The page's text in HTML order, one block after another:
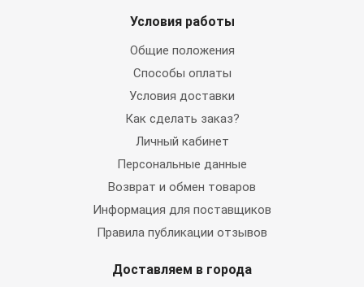
Условия работы
Общие положения
Способы оплаты
Условия доставки
Как сделать заказ?
Личный кабинет
Персональные данные
Возврат и обмен товаров
Информация для поставщиков
Правила публикации отзывов
Доставляем в города